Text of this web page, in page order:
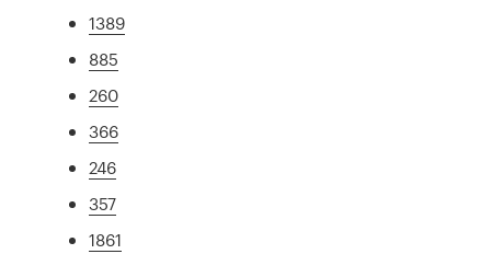
1389
885
260
366
246
357
1861